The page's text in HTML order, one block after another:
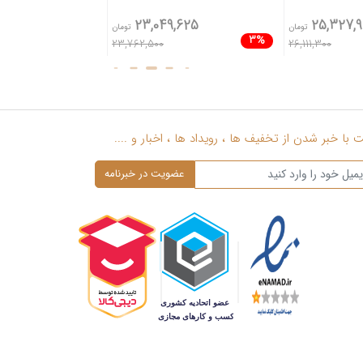
تومان
26,111,300
3%
23,049,625 تومان
23,762,500
با خبر شدن از تخفیف ها ، رویداد ها ، اخبار و ....